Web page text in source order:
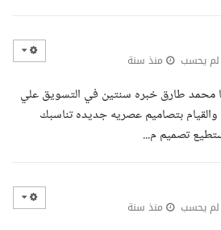
لم يحسب منذ سنة
محمد طارق خبره سنتين في التسويق علي
بتصاميم عصريه جديده تناسبك
تصميم م...
لم يحسب منذ سنة